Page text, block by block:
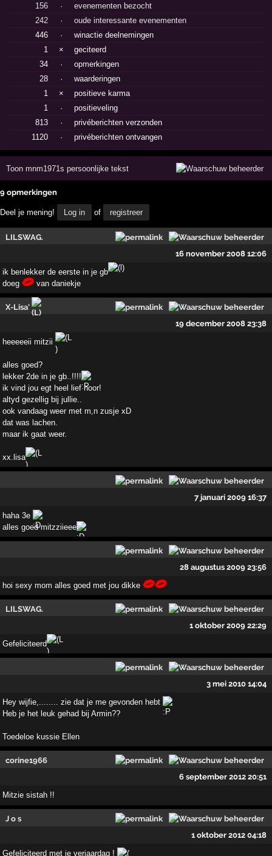
156
·
evenementen bezocht
242
·
oude interessante evenementen
446
·
winactie deelnemingen
1
×
geciteerd
34
·
opmerkingen
28
·
waarderingen
1
×
positieve karma
1
·
positieveling
813
·
privéberichten verzonden
1120
· privéberichten ontvangen
Toon mnm1971s persoonlijke tekst
9 opmerkingen
Deel je mening! Log in of registreer
LILSWAG.
16 november 2008 12:06
ik benlekker de eerste in je gb
doeg
van daniekje
X-Lisa'
19 december 2008 23:38
heeeeeii mitzii
alles goed?
lekker 2de in je gb..!!!!
ik vind jou egt heel lief hoor!
altyd gezellig bij jullie..
ook vandaag weer met m,n zusje xD
dat was lachen.
maar ik gaat weer.
xx.lisa
7 januari 2009 16:37
haha 3e
alles goed mitzziieee
28 augustus 2009 23:56
hoi sexy mom alles goed met jou dikke
LILSWAG.
1 oktober 2009 22:29
Gefeliciteerd
3 mei 2010 14:04
Hey wijfie,........ zie dat je me gevonden hebt
Heb je het leuk gehad bij Armin??
Toedeloe kussie Ellen
corine1966
6 september 2012 20:51
Mitzie sistah !!
J o s
1 oktober 2012 04:18
Gefeliciteerd met je verjaardag !